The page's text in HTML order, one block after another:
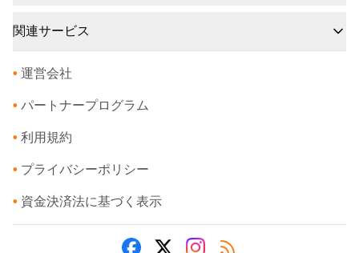
関連サービス
• 運営会社
• パートナープログラム
• 利用規約
• プライバシーポリシー
• 資金決済法に基づく表示